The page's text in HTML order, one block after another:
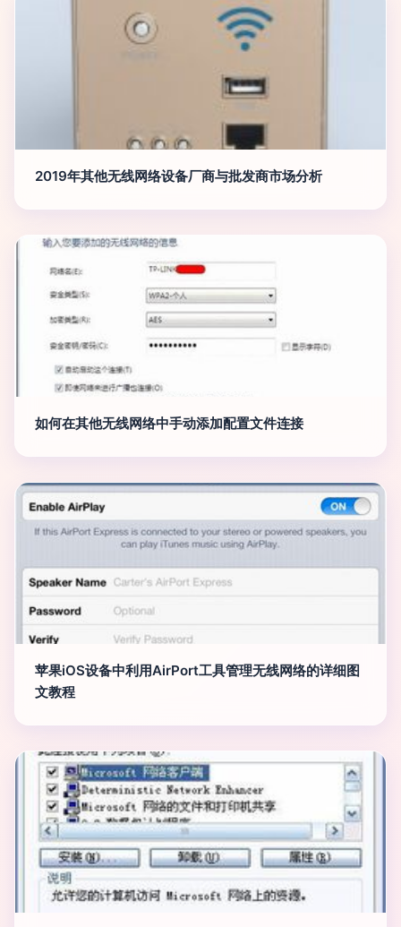
2019年其他无线网络设备厂商与批发商市场分析
如何在其他无线网络中手动添加配置文件连接
苹果iOS设备中利用AirPort工具管理无线网络的详细图
文教程